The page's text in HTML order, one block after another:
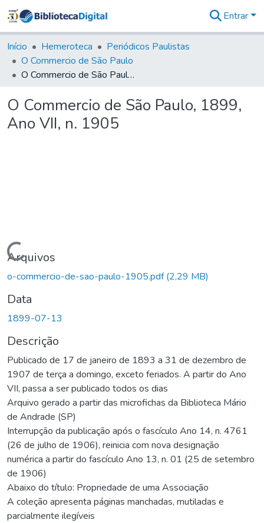
&
Coleções
Tudo na
Biblioteca
Estatísticas
Entrar
Início Hemeroteca
Periódicos Paulistas
O Commercio de São Paulo
O Commercio de São Paulo, 1899, Ano VII, n. 1905
O Commercio de São Paulo, 1899,
Ano VII, n. 1905
Carregando...
Arquivos
o-commercio-de-sao-paulo-1905.pdf(2,29 MB)
Data
1899-07-13
Descrição
Publicado de 17 de janeiro de 1893 a 31 de dezembro de
1907 de terça a domingo, exceto feriados. A partir do Ano
VII, passa a ser publicado todos os dias
Arquivo gerado a partir das microfichas da Biblioteca Mário
de Andrade (SP)
Interrupção da publicação após o fascículo Ano 14, n. 4761
(26 de julho de 1906), reinicia com nova designação
numérica a partir do fascículo Ano 13, n. 01 (25 de setembro
de 1906)
Abaixo do título: Propriedade de uma Associação
A coleção apresenta páginas manchadas, mutiladas e
parcialmente ilegíveis